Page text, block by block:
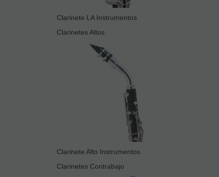
Clarinete LA Instrumentos
Clarinetes Altos
Clarinete Alto Instrumentos
Clarinetes Contrabajo